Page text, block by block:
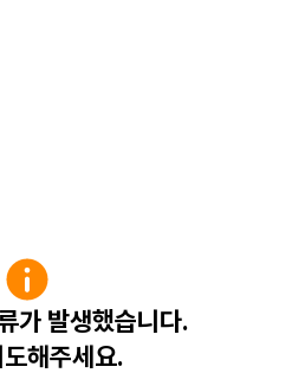
가 발생했습니다.
해주세요.